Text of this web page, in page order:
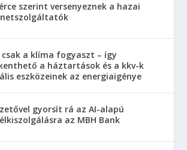
szerint versenyeznek a hazai
csak a klíma fogyaszt – így
a háztartások és a kkv-k
eszközeinek az energiaigénye
gyorsít rá az AI-alapú
az MBH Bank